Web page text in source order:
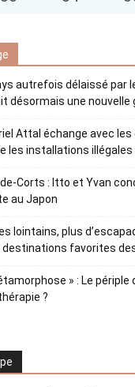
autrefois délaissé par
désormais une nouvelle
Attal échange avec
les installations illégales
Corts : Itto et Yvan
au Japon
lointains, plus
favorites
» : Le périple
?